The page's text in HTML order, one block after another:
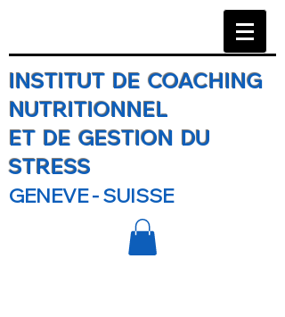
INSTITUT DE COACHING
NUTRITIONNEL
ET DE GESTION DU
STRESS
GENEVE - SUISSE